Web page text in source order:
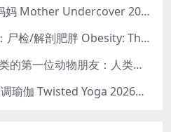
HULU纪录片《卧底妈妈 Mother Undercover 2023》全4集 英语中英双字 官方纯净版 1080P/MKV/7.6G 拯救孩子
BBC纪录片《肥胖症：尸检/解剖肥胖 Obesity: The Post Mortem 2016》英语中英双字 无水印纯净版 1080P/MKV/1.03G
Boreales纪录片《人类的第一位动物朋友：人类和狗的神奇故事 Man’s First Friend 2018》英语中英双字 1080P/MP4/1.8G 狗的神奇故事
AppleTV纪录片《变调瑜伽 Twisted Yoga 2026》全3集 英语中英双字 无水印纯净版 1080P/MKV/10G 瑜伽大师背后的真相